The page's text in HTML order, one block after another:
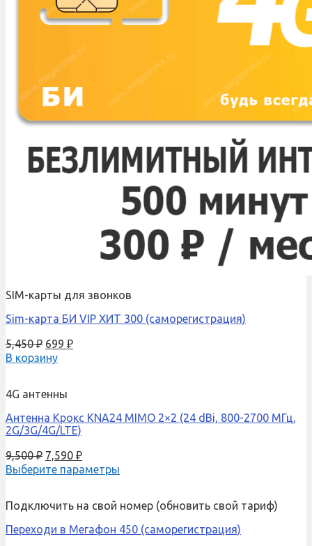
SIM-карты для звонков
Sim-карта БИ VIP ХИТ 300 (саморегистрация)
5,450₽ 699 ₽
В корзину
4G антенны
Антенна Крокс KNA24 MIMO 2×2 (24 dBi, 800-2700 МГц,
2G/3G/4G/LTE)
9,500₽ 7,590 ₽
Выберите параметры
Подключить на свой номер (обновить свой тариф)
Переходи в Мегафон 450 (саморегистрация)